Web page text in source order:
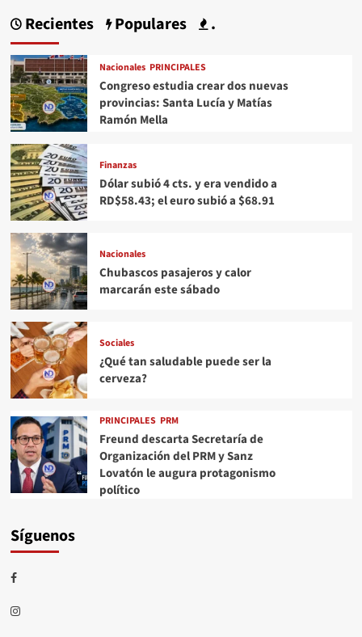
Recientes Populares .
Nacionales PRINCIPALES
Congreso estudia crear dos nuevas
provincias: Santa Lucía y Matías
Ramón Mella
Finanzas
Dólar subió 4 cts. y era vendido a
RD$58.43; el euro subió a $68.91
Nacionales
Chubascos pasajeros y calor
marcarán este sábado
Sociales
¿Qué tan saludable puede ser la
cerveza?
PRINCIPALES PRM
Freund descarta Secretaría de
Organización del PRM y Sanz
Lovatón le augura protagonismo
político
Síguenos